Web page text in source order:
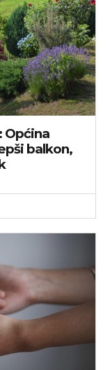
Općina
balkon,